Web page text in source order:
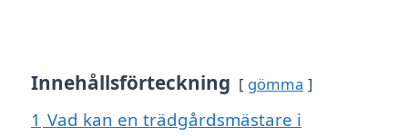
Innehållsförteckning gömma
1 Vad kan en trädgårdsmästare i